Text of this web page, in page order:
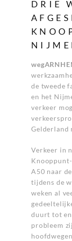
DRIE
de tweede
en het
verkeer
Gelderland
Verkeer in
A50 naar
tijdens de
weken al
duurt tot en
probleem